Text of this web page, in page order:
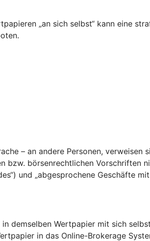
„an sich selbst“ kann eine
– an andere Personen,
bzw. börsenrechtlichen Vorschriften
und „abgesprochene Geschäfte
in demselben Wertpapier mit sich
in das Online-Brokerage